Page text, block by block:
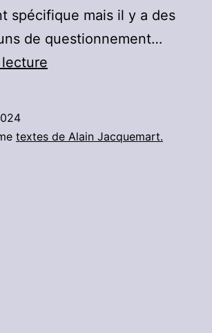
spécifique mais il y a des
de questionnement…
lecteur
textes de Alain Jacquemart.